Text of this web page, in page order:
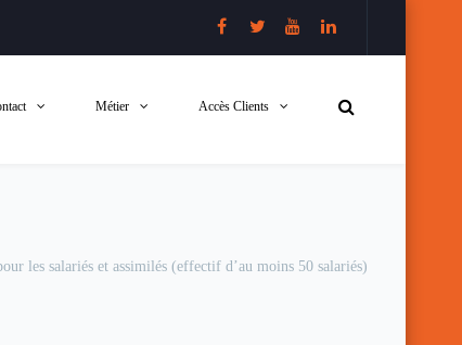
Métier Accès Clients
les salariés et assimilés (effectif d’au moins 50 salariés)